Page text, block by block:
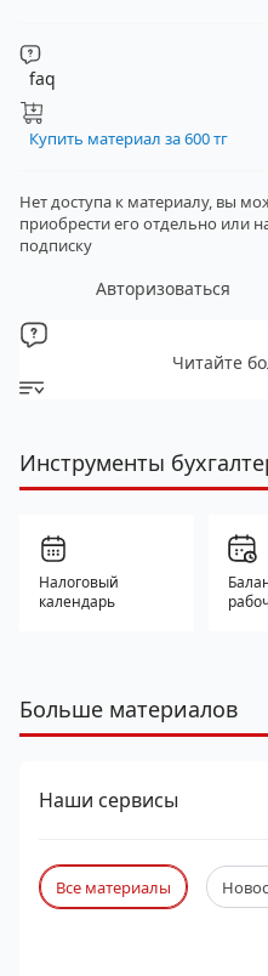
faq
Купить материал за 600 тг
Нет доступа к материалу, вы
приобрести его отдельно или
подписку
Авторизоваться
Читайте
Инструменты
Налоговый
календарь
Больше материалов
Наши сервисы
Все материалы